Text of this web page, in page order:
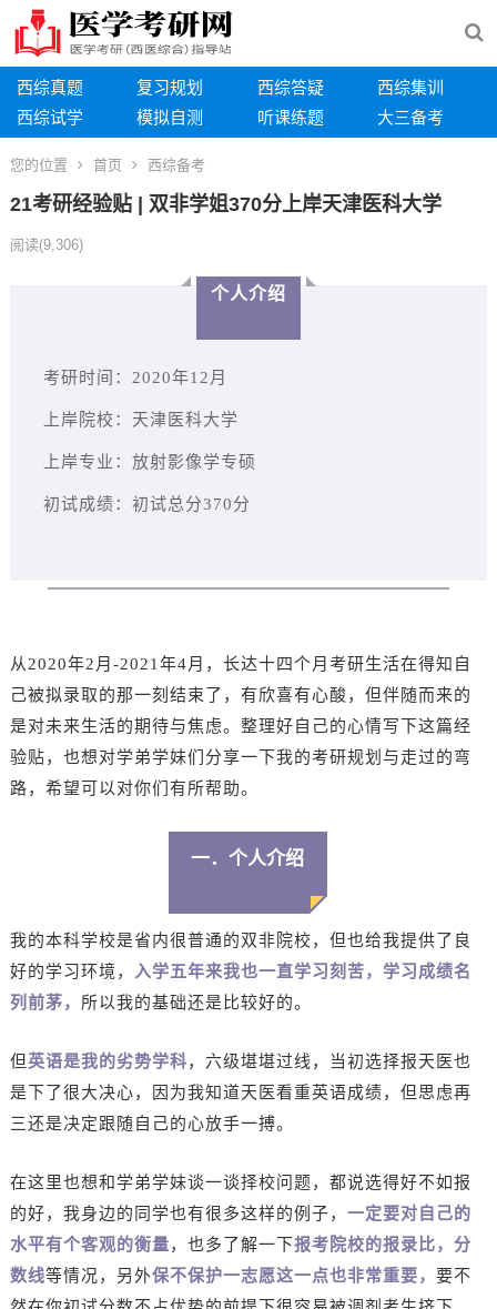
西综真题 复习规划 西综答疑
西综集训
西综试学
模拟自测 听课练题 大三备考
您的位置 首页 西综备考
21考研经验贴 | 双非学姐370分上岸天津医科大学
阅读(9,306)
个人介绍
考研时间：2020年12月
上岸院校：天津医科大学
上岸专业：放射影像学专硕
初试成绩：初试总分370分
从2020年2月-2021年4月，长达十四个月考研生活在得知自
己被拟录取的那一刻结束了，有欣喜有心酸，但伴随而来的
是对未来生活的期待与焦虑。整理好自己的心情写下这篇经
验贴，也想对学弟学妹们分享一下我的考研规划与走过的弯
路，希望可以对你们有所帮助。
一．个人介绍
我的本科学校是省内很普通的双非院校，但也给我提供了良
好的学习环境，
入学五年来我也一直学习刻苦，学习成绩名
列前茅， 所以我的基础还是比较好的。
但英语是我的劣势学科，六级堪堪过线，当初选择报天医也
是下了很大决心，因为我知道天医看重英语成绩，但思虑再
三还是决定跟随自己的心放手一搏。
在这里也想和学弟学妹谈一谈择校问题，都说选得好不如报
的好，我身边的同学也有很多这样的例子， 一定要对自己的
水平有个客观的衡量，也多了解一下报考院校的报录比，分
数线等情况，另外保不保护一志愿这一点也非常重要， 要不